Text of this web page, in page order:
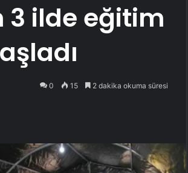
3 ilde eğitim
0 15 2 dakika okuma süresi